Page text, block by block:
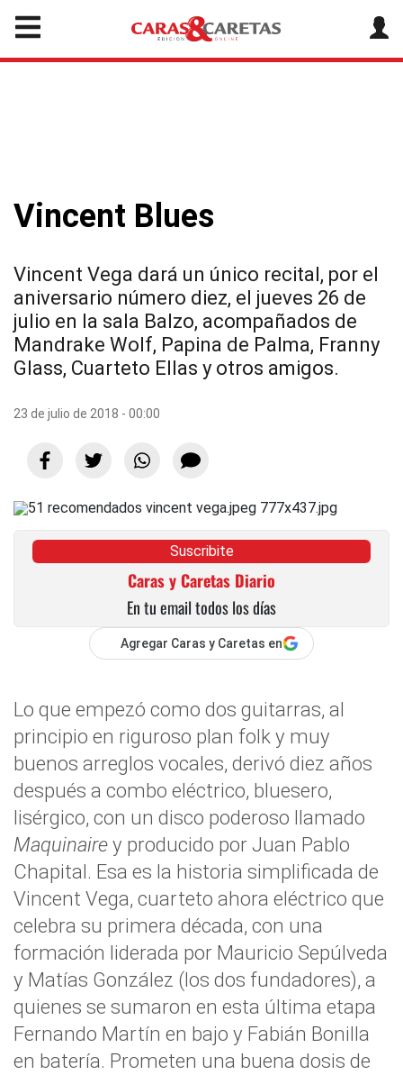
Vincent Blues
Vincent Vega dará un único recital, por el
aniversario número diez, el jueves 26 de
julio en la sala Balzo, acompañados de
Mandrake Wolf, Papina de Palma, Franny
Glass, Cuarteto Ellas y otros amigos.
23 de julio de 2018 - 00:00
Suscribite
Caras y Caretas Diario
En tu email todos los días
Agregar Caras y Caretas en
Lo que empezó como dos guitarras, al
principio en riguroso plan folk y muy
buenos arreglos vocales, derivó diez años
después a combo eléctrico, bluesero,
lisérgico, con un disco poderoso llamado
Maquinairey producido por Juan Pablo
Chapital. Esa es la historia simplificada de
Vincent Vega, cuarteto ahora eléctrico que
celebra su primera década, con una
formación liderada por Mauricio Sepúlveda
y Matías González (los dos fundadores), a
quienes se sumaron en esta última etapa
Fernando Martín en bajo y Fabián Bonilla
en batería. Prometen una buena dosis de